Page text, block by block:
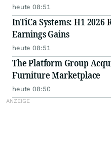
heute 08:51
InTiCa Systems: H1 2026
Earnings Gains
heute 08:51
The Platform Group
Furniture Marketplace
heute 08:50